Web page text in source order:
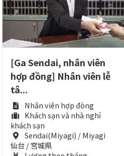
[Ga Sendai, nhân viên
hợp đồng] Nhân viên lễ
tâ...
Nhân viên hợp đòng
Khách sạn và nhà nghỉ
khách sạn
Sendai(Miyagi) / Miyagi
仙台 / 宮城県